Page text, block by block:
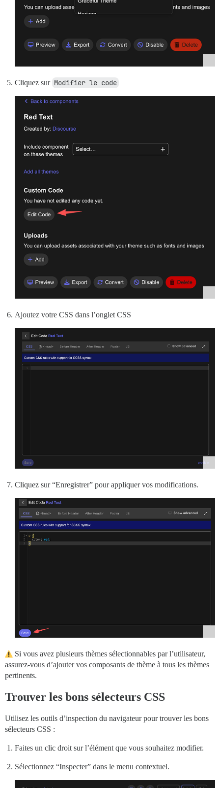
Cliquez sur Modifier le code
Ajoutez votre CSS dans l’onglet CSS
Cliquez sur “Enregistrer” pour appliquer vos modifications.
Si vous avez plusieurs thèmes sélectionnables par l’utilisateur,
assurez-vous d’ajouter vos composants de thème à tous les thèmes
pertinents.
Trouver les bons sélecteurs CSS
Utilisez les outils d’inspection du navigateur pour trouver les bons
sélecteurs CSS :
Faites un clic droit sur l’élément que vous souhaitez modifier.
Sélectionnez “Inspecter” dans le menu contextuel.